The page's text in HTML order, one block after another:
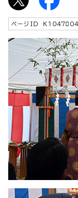
ページID K 1047804